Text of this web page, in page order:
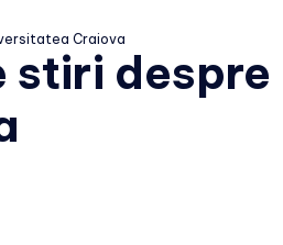
Craiova
stiri despre